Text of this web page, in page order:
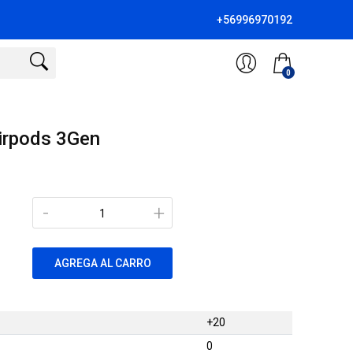
+56996970192
0
3Gen
+
-
AGREGA AL CARRO
+20
0